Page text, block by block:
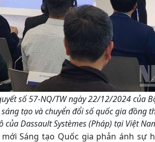
số 57-NQ/TW ngày 22/12/2024 của
tạo và chuyển đổi số quốc gia đồng
Dassault Systèmes (Pháp) tại Việt
Sáng tạo Quốc gia phản ánh sự